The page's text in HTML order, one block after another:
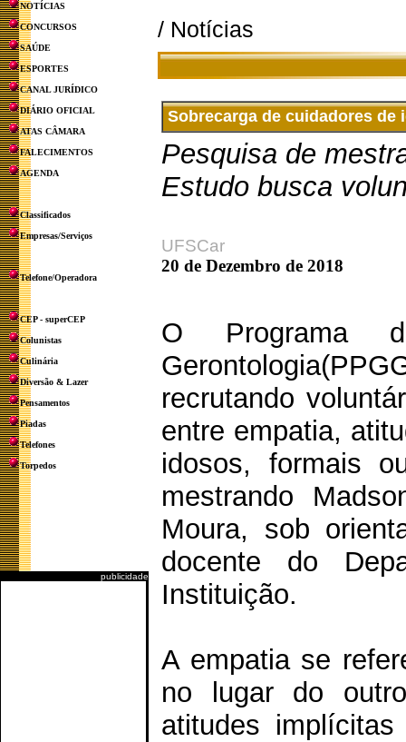
NOTÍCIAS
CONCURSOS
SAÚDE
ESPORTES
CANAL JURÍDICO
DIÁRIO OFICIAL
ATAS CÂMARA
FALECIMENTOS
AGENDA
Classificados
Empresas/Serviços
Telefone/Operadora
CEP - superCEP
Colunistas
Culinária
Diversão & Lazer
Pensamentos
Piadas
Telefones
Torpedos
publicidade
/ Notícias
Sobrecarga de cuidadores de
Pesquisa de
Estudo busca
UFSCar
20 de Dezembro de 2018
O Programa
recrutando
entre empatia,
idosos, formais
mestrando
Moura, sob
docente do
Instituição.
A empatia se
no lugar do
atitudes